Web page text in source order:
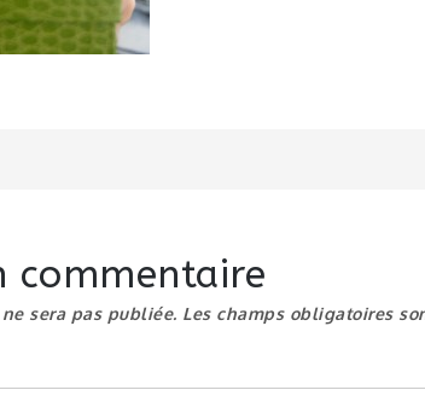
commentaire
sera pas publiée. Les champs obligatoires